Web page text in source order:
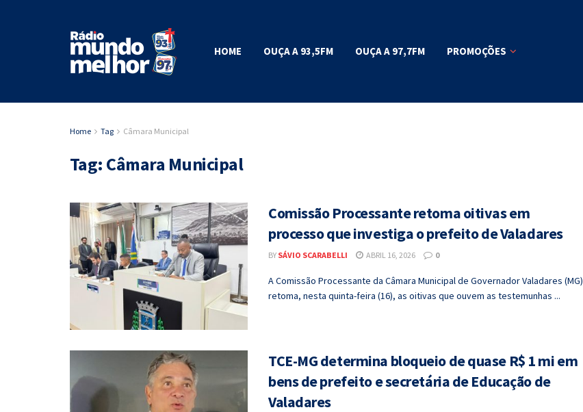
HOME OUÇA A 93,5FM OUÇA A 97,7FM PROMOÇÕES
Home Tag Câmara Municipal
Tag: Câmara Municipal
Comissão Processante retoma oitivas em
processo que investiga o prefeito de Valadares
BY SÁVIO SCARABELLI ABRIL 16, 2026 0
A Comissão Processante da Câmara Municipal de Governador Valadares (MG)
retoma, nesta quinta-feira (16), as oitivas que ouvem as testemunhas ...
TCE-MG determina bloqueio de quase R$ 1 mi em
bens de prefeito e secretária de Educação de
Valadares